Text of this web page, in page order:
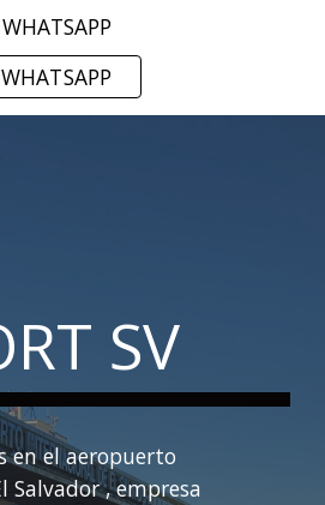
WHATSAPP
WHATSAPP
SV
en el aeropuerto
Salvador , empresa